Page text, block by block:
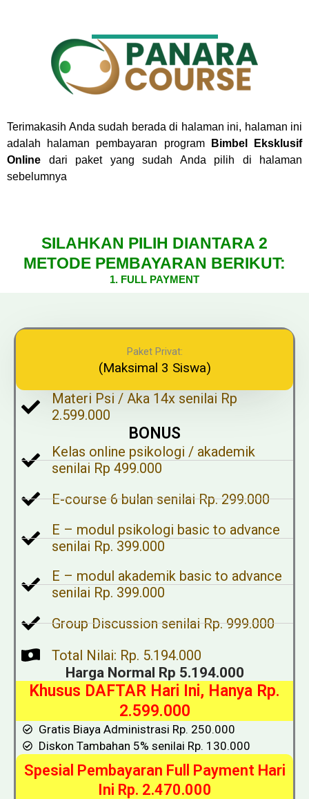
Terimakasih Anda sudah berada di halaman ini, halaman ini
adalah halaman pembayaran program
Bimbel Eksklusif
Online dari paket yang sudah Anda pilih di halaman
sebelumnya
SILAHKAN PILIH DIANTARA 2
METODE PEMBAYARAN BERIKUT:
1. FULL PAYMENT
Paket Privat:
(Maksimal 3 Siswa)
Materi Psi / Aka 14x senilai Rp
2.599.000
BONUS
Kelas online psikologi / akademik
senilai Rp 499.000
E-course 6 bulan senilai Rp. 299.000
E – modul psikologi basic to advance
senilai Rp. 399.000
E – modul akademik basic to advance
senilai Rp. 399.000
Group Discussion senilai Rp. 999.000
Total Nilai: Rp. 5.194.000
Harga Normal Rp 5.194.000
Khusus DAFTAR Hari Ini, Hanya Rp.
2.599.000
Gratis Biaya Administrasi Rp. 250.000
Diskon Tambahan 5% senilai Rp. 130.000
Spesial Pembayaran Full Payment Hari
Ini Rp. 2.470.000